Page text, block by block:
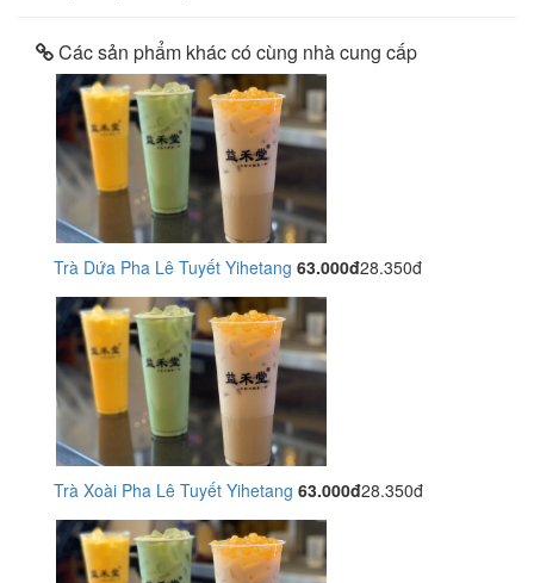
Các sản phẩm khác có cùng nhà cung cấp
Trà Dứa Pha Lê Tuyết Yihetang 63.000đ28.350đ
Trà Xoài Pha Lê Tuyết Yihetang 63.000đ28.350đ